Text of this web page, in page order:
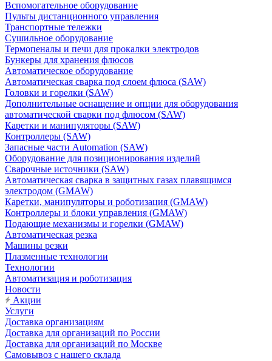
Вспомогательное оборудование
Пульты дистанционного управления
Транспортные тележки
Сушильное оборудование
Термопеналы и печи для прокалки электродов
Бункеры для хранения флюсов
Автоматическое оборудование
Автоматическая сварка под слоем флюса (SAW)
Головки и горелки (SAW)
Дополнительные оснащение и опции для оборудования
автоматической сварки под флюсом (SAW)
Каретки и манипуляторы (SAW)
Контроллеры (SAW)
Запасные части Automation (SAW)
Оборудование для позиционирования изделий
Сварочные источники (SAW)
Автоматическая сварка в защитных газах плавящимся
электродом (GMAW)
Каретки, манипуляторы и роботизация (GMAW)
Контроллеры и блоки управления (GMAW)
Подающие механизмы и горелки (GMAW)
Автоматическая резка
Машины резки
Плазменные технологии
Технологии
Автоматизация и роботизация
Новости
Акции
Услуги
Доставка организациям
Доставка для организаций по России
Доставка для организаций по Москве
Самовывоз с нашего склада